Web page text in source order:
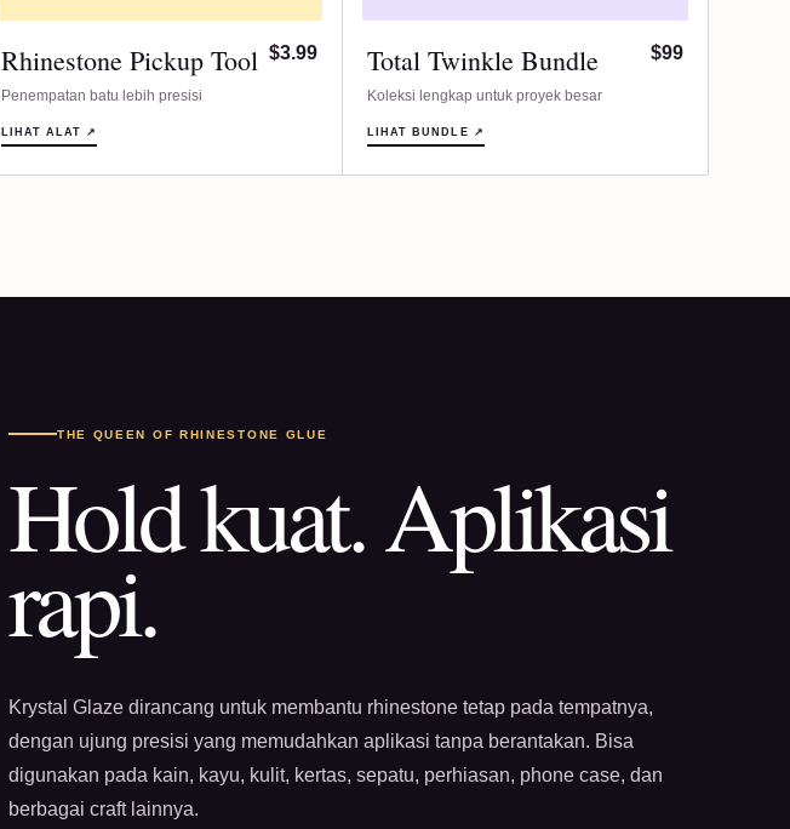
Rhinestone Pickup Tool
Penempatan batu lebih presisi
$3.99
LIHAT ALAT ↗
Total Twinkle Bundle
Koleksi lengkap untuk proyek besar
$99
LIHAT BUNDLE ↗
THE QUEEN OF RHINESTONE GLUE
Hold kuat. Aplikasi
rapi.
Krystal Glaze dirancang untuk membantu rhinestone tetap pada tempatnya,
dengan ujung presisi yang memudahkan aplikasi tanpa berantakan. Bisa
digunakan pada kain, kayu, kulit, kertas, sepatu, perhiasan, phone case, dan
berbagai craft lainnya.